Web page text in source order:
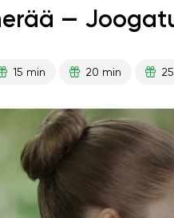
—
15 min 20 min